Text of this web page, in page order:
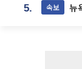
5. 속보 뉴